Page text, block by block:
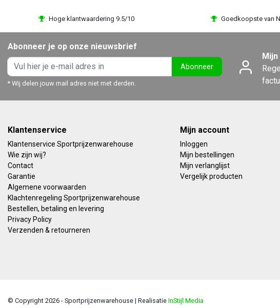
Hoge klantwaardering 9.5/10 Goedkoopste van
Abonneer je op onze nieuwsbrief
Abonneer
* Wij delen jouw mail adres niet met derden.
Klantenservice
Klantenservice Sportprijzenwarehouse
Wie zijn wij?
Contact
Garantie
Algemene voorwaarden
Klachtenregeling Sportprijzenwarehouse
Bestellen, betaling en levering
Privacy Policy
Verzenden & retourneren
Mijn account
Inloggen
Mijn bestellingen
Mijn verlanglijst
Vergelijk producten
© Copyright 2026 - Sportprijzenwarehouse | Realisatie InStijl Media